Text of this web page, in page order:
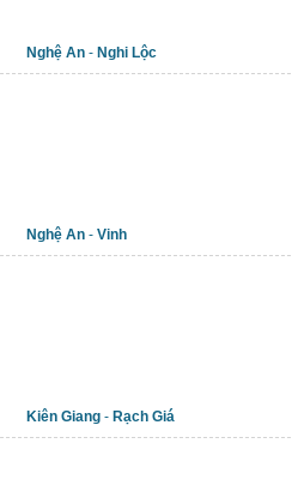
Nghệ An - Nghi Lộc
Nghệ An - Vinh
Kiên Giang - Rạch Giá